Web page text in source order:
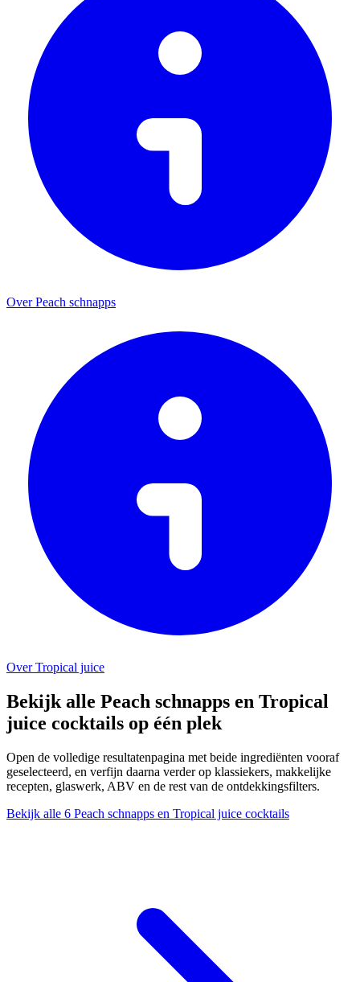
Over Peach schnapps
Over Tropical juice
Bekijk alle Peach schnapps en Tropical
juice cocktails op één plek
Open de volledige resultatenpagina met beide ingrediënten vooraf
geselecteerd, en verfijn daarna verder op klassiekers, makkelijke
recepten, glaswerk, ABV en de rest van de ontdekkingsfilters.
Bekijk alle 6 Peach schnapps en Tropical juice cocktails